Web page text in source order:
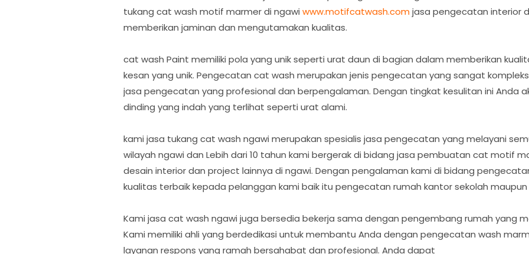
tukang cat wash motif marmer di ngawi www.motifcatwash.comjasa pengecatan interior
memberikan jaminan dan mengutamakan kualitas.
cat wash Paint memiliki pola yang unik seperti urat daun di bagian dalam memberikan
kesan yang unik. Pengecatan cat wash merupakan jenis pengecatan yang sangat
jasa pengecatan yang profesional dan berpengalaman. Dengan tingkat kesulitan ini Anda
dinding yang indah yang terlihat seperti urat alami.
kami jasa tukang cat wash ngawi merupakan spesialis jasa pengecatan yang melayani
wilayah ngawi dan Lebih dari 10 tahun kami bergerak di bidang jasa pembuatan cat motif
desain interior dan project lainnya di ngawi. Dengan pengalaman kami di bidang
kualitas terbaik kepada pelanggan kami baik itu pengecatan rumah kantor sekolah
Kami jasa cat wash ngawi juga bersedia bekerja sama dengan pengembang rumah yang
Kami memiliki ahli yang berdedikasi untuk membantu Anda dengan pengecatan wash
layanan respons yang ramah bersahabat dan profesional. Anda dapat